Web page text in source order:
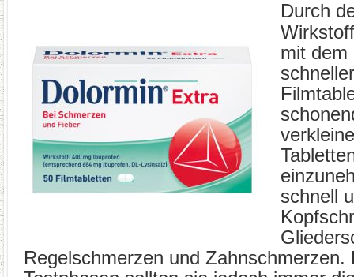
Durch
mit dem
schnell
Regelschmerzen und Zahnschmerzen.